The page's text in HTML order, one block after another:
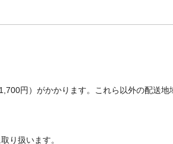
円）がかかります。これら以外の配送地
り扱います。